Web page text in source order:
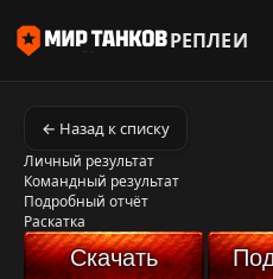
РЕПЛЕИ
← Назад к списку
Личный результат
Командный результат
Подробный отчёт
Раскатка
Скачать